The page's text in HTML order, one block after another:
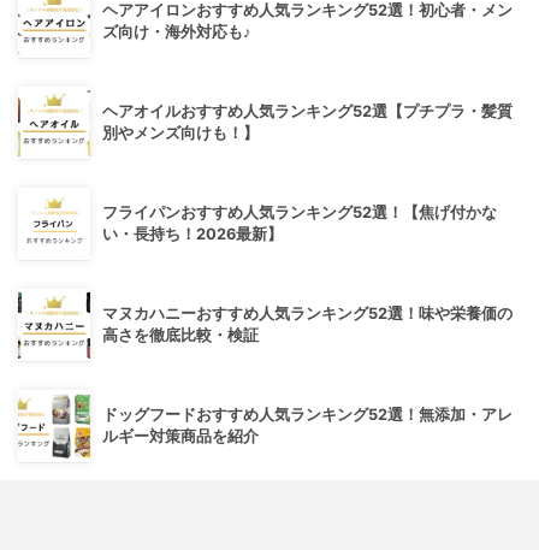
ヘアアイロンおすすめ人気ランキング52選！初心者・メン
ズ向け・海外対応も♪
ヘアオイルおすすめ人気ランキング52選【プチプラ・髪質
別やメンズ向けも！】
フライパンおすすめ人気ランキング52選！【焦げ付かな
い・長持ち！2026最新】
マヌカハニーおすすめ人気ランキング52選！味や栄養価の
高さを徹底比較・検証
ドッグフードおすすめ人気ランキング52選！無添加・アレ
ルギー対策商品を紹介